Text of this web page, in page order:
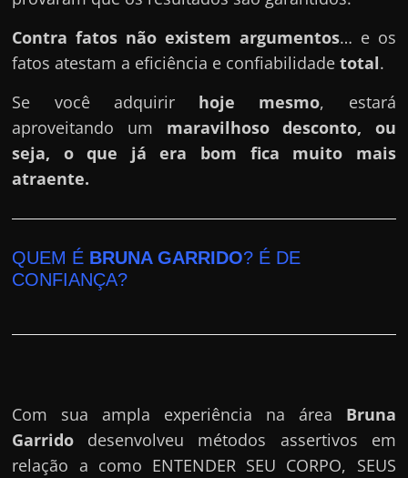
Contra fatos não existem argumentos… e os
fatos atestam a eficiência e confiabilidadetotal.
Se você adquirir hoje mesmo, estará
aproveitando um maravilhoso desconto, ou
seja, o que já era bom fica muito mais
atraente.
QUEM É BRUNA GARRIDO? É DE
CONFIANÇA?
Com sua ampla experiência na área Bruna
Garrido desenvolveu métodos assertivos em
relação a como ENTENDER SEU CORPO, SEUS